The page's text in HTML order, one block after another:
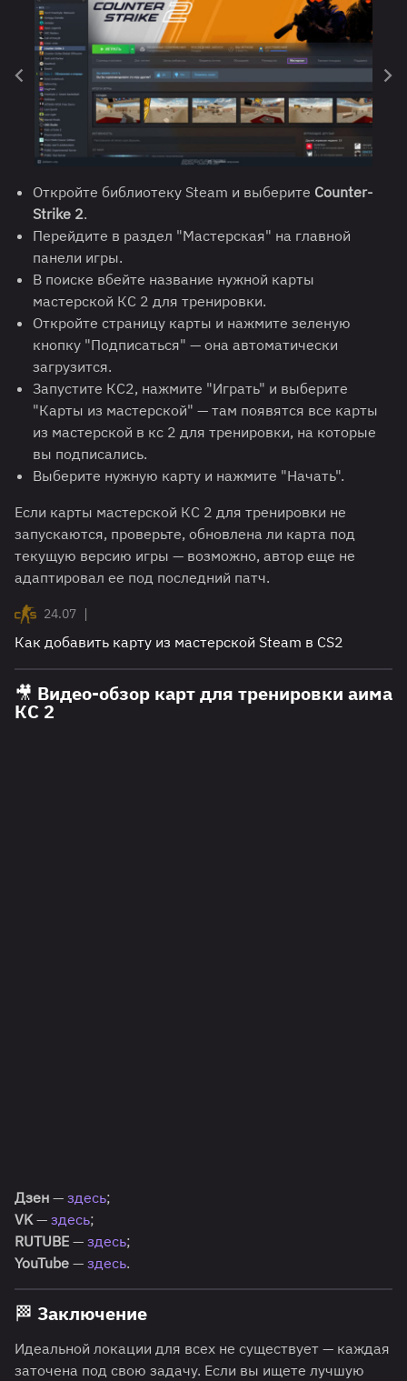
Откройте библиотеку Steam и выберите Counter-
Strike 2.
Перейдите в раздел "Мастерская" на главной
панели игры.
В поиске вбейте название нужной карты
мастерской КС 2 для тренировки.
Откройте страницу карты и нажмите зеленую
кнопку "Подписаться" — она автоматически
загрузится.
Запустите КС2, нажмите "Играть" и выберите
"Карты из мастерской" — там появятся все карты
из мастерской в кс 2 для тренировки, на которые
вы подписались.
Выберите нужную карту и нажмите "Начать".
Если карты мастерской КС 2 для тренировки не
запускаются, проверьте, обновлена ли карта под
текущую версию игры — возможно, автор еще не
адаптировал ее под последний патч.
24.07 |
Как добавить карту из мастерской Steam в CS2
🎥 Видео-обзор карт для тренировки аима
КС 2
Дзен — здесь;
VK— здесь;
RUTUBE — здесь;
YouTube — здесь.
🏁 Заключение
Идеальной локации для всех не существует — каждая
заточена под свою задачу. Если вы ищете лучшую